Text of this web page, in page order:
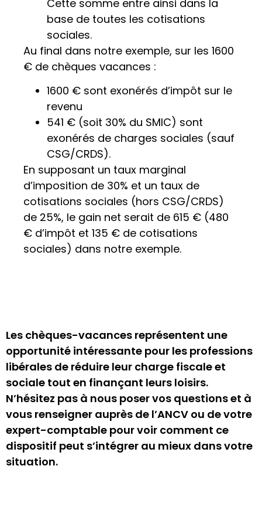
Cette somme entre ainsi dans la
base de toutes les cotisations
sociales.
Au final dans notre exemple, sur les 1600
€ de chèques vacances :
1600 € sont exonérés d’impôt sur le
revenu
541 € (soit 30% du SMIC) sont
exonérés de charges sociales (sauf
CSG/CRDS).
En supposant un taux marginal
d’imposition de 30% et un taux de
cotisations sociales (hors CSG/CRDS)
de 25%, le gain net serait de 615 € (480
€ d’impôt et 135 € de cotisations
sociales) dans notre exemple.
Les chèques-vacances représentent une
opportunité intéressante pour les professions
libérales de réduire leur charge fiscale et
sociale tout en finançant leurs loisirs.
N’hésitez pas à nous poser vos questions et à
vous renseigner auprès de l’ANCV ou de votre
expert-comptable pour voir comment ce
dispositif peut s’intégrer au mieux dans votre
situation.